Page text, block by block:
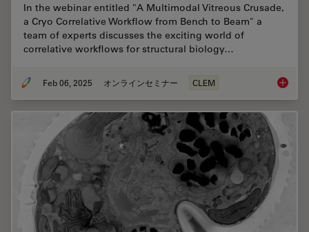
In the webinar entitled "A Multimodal Vitreous Crusade,
a Cryo Correlative Workflow from Bench to Beam" a
team of experts discusses the exciting world of
correlative workflows for structural biology…
Feb 06, 2025 オンラインセミナー CLEM From